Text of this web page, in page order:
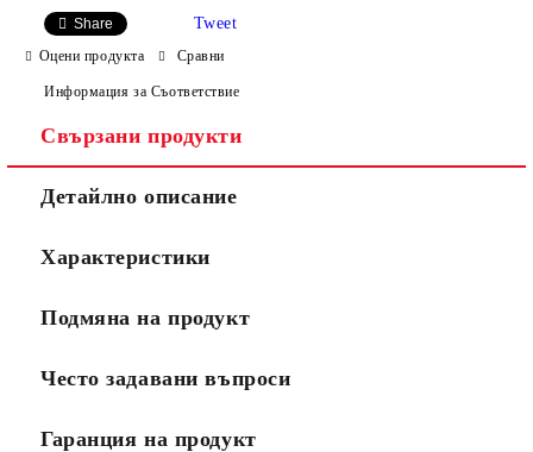
Ние ще се свържем с вас в рамките на работния ден.
Share Tweet
Оцени продукта Сравни
Информация за Съответствие
Свързани продукти
Детайлно описание
Характеристики
Подмяна на продукт
Често задавани въпроси
Гаранция на продукт